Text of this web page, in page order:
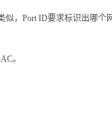
，Port ID要求标识出哪个
。